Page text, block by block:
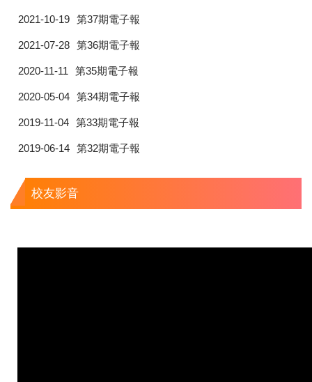
2021-10-19 第37期電子報
2021-07-28 第36期電子報
2020-11-11 第35期電子報
2020-05-04 第34期電子報
2019-11-04 第33期電子報
2019-06-14 第32期電子報
校友影音